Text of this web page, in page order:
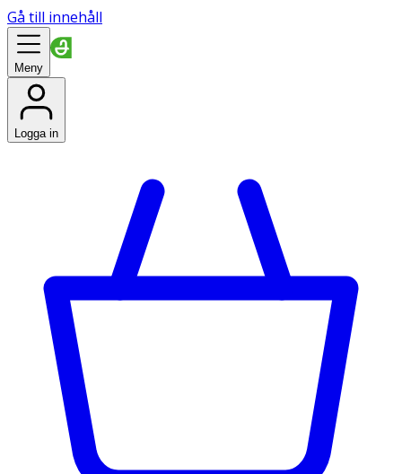
Gå till innehåll
Meny
Logga in